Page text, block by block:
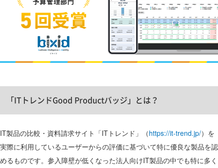
「ITトレンドGood Productバッジ」とは？
IT製品の比較・資料請求サイト「ITトレンド」（https://it-trend.jp/）を
実際に利用しているユーザーからの評価に基づいて特に優良な製品を認
めるものです。参入障壁が低くなった法人向けIT製品の中でも特に多く